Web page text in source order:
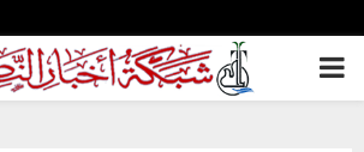
PRIMARY